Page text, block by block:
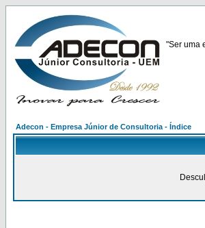
"Ser uma
Adecon - Empresa Júnior de Consultoria - Índice